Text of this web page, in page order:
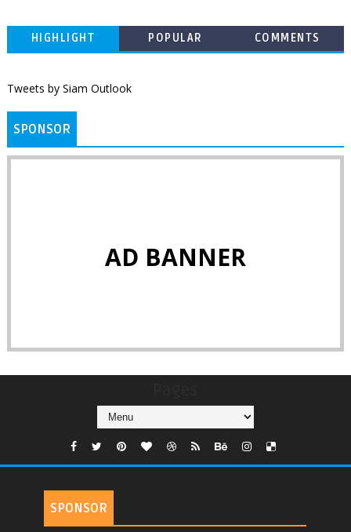
HIGHLIGHT POPULAR COMMENTS
Tweets by Siam Outlook
SPONSOR
AD BANNER
SPONSOR